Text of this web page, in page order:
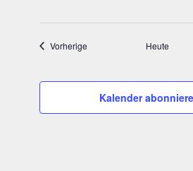
Vorherige VeranstaltungenHeute
Kalender